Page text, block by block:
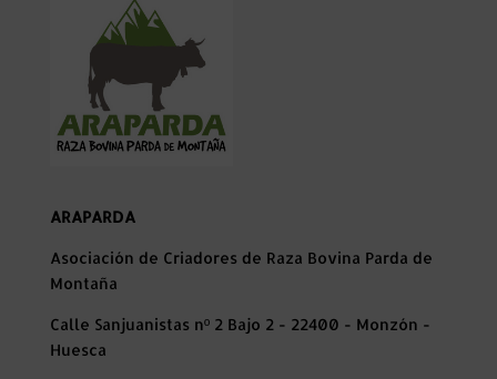
ARAPARDA
Asociación de Criadores de Raza Bovina Parda de
Montaña
Calle Sanjuanistas nº 2 Bajo 2 - 22400 - Monzón -
Huesca